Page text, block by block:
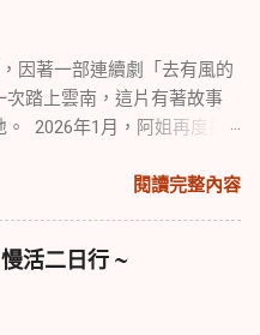
著一部連續劇「去有風的
次踏上雲南，這片有著故事
2026年1月，阿姐再度探
鳥勝地保山百花嶺開始，續
與野趣的不同體驗。
閱讀完整內容
活二日行 ~